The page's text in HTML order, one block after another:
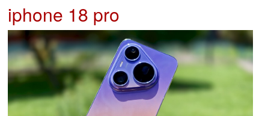
iphone 18 pro